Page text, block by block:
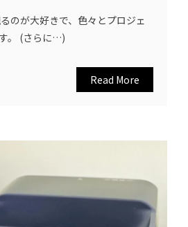
のが大好きで、色々とプロジェ
。 (さらに…)
Read More